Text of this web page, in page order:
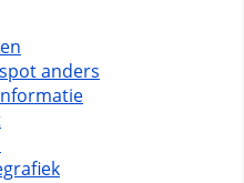
anders